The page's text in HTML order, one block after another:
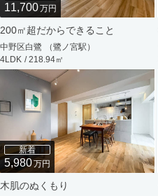
11,700万円
200㎡超だからできること
中野区白鷺 （鷺ノ宮駅）
4LDK / 218.94㎡
新着
5,980万円
木肌のぬくもり